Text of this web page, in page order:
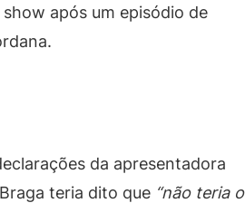
após um episódio de
da apresentadora
teria dito que “não teria o